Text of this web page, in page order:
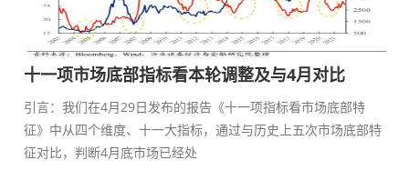
十一项市场底部指标看本轮调整及与4月对比
引言：我们在4月29日发布的报告《十一项指标看市场底部特
征》中从四个维度、十一大指标，通过与历史上五次市场底部特
征对比，判断4月底市场已经处